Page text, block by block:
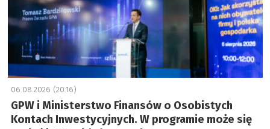
06.08.2026 (20:16)
GPW i Ministerstwo Finansów o Osobistych
Kontach Inwestycyjnych. W programie może się